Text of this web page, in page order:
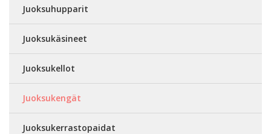
Juoksuhupparit
Juoksukäsineet
Juoksukellot
Juoksukengät
Juoksukerrastopaidat